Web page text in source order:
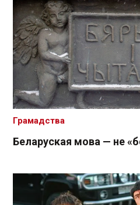
Беларуская мова — не
Грамадства